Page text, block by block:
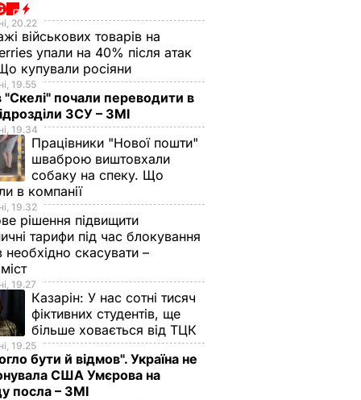
20.22
військових товарів на
упали на 40% після атак
купували росіяни
19.55
"Скелі" почали переводити в
ЗСУ – ЗМІ
19.34
Працівники "Нової пошти"
шваброю виштовхали
собаку на спеку. Що
в компанії
19.32
рішення підвищити
тарифи під час блокування
необхідно скасувати –
19.27
Казарін: У нас сотні тисяч
фіктивних студентів, ще
більше ховається від ТЦК
19.25
бути й відмов". Україна не
США Умєрова на
посла – ЗМІ